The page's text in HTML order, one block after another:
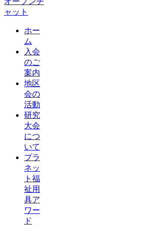
ホー
ム
入会
のご
案内
地区
会の
活動
研究
大会
につ
いて
プラ
ネッ
ト福
祉用
具ア
ワー
ド